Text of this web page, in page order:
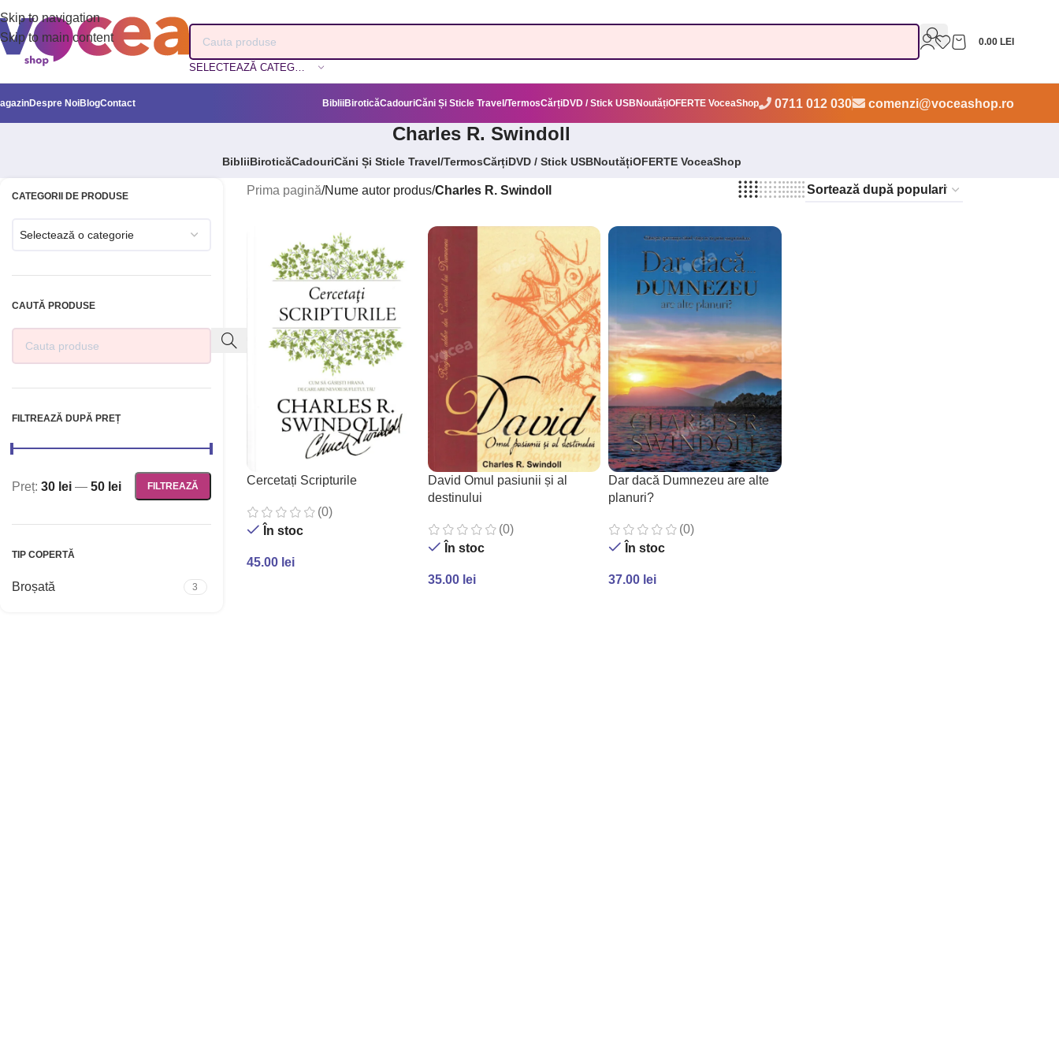
Skip to navigation
Skip to main content
0.00 LEI
Despre NoiBlogContact BibliiBiroticăCadouriCăni Și Sticle Travel/TermosCărțiDVD / Stick USB NoutățiOFERTE VoceaShop 0711 012 030 comenzi@voceashop.ro
Charles R. Swindoll
BibliiBiroticăCadouriCăni Și Sticle Travel/TermosCărțiDVD / Stick USBNoutățiOFERTE VoceaShop
CATEGORII DE PRODUSE
Selectează o categorie
CAUTĂ PRODUSE
FILTREAZĂ DUPĂ PREȚ
FILTREAZĂ
Preț: 30 lei — 50 lei
TIP COPERTĂ
Broșată 3
Prima pagină/Nume autor produs/Charles R. Swindoll
Cercetați Scripturile
(0)
În stoc
45.00 lei
David Omul pasiunii și al
destinului
(0)
În stoc
35.00 lei
Dar dacă Dumnezeu are alte
planuri?
(0)
În stoc
37.00 lei